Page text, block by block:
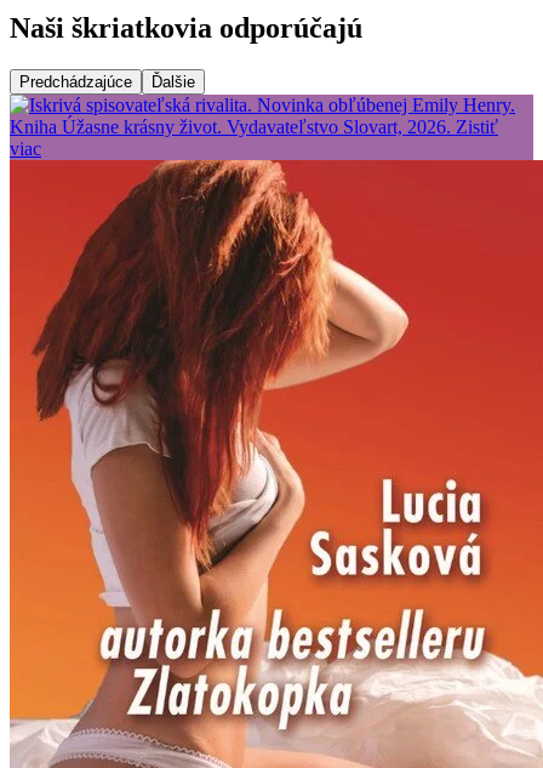
Naši škriatkovia odporúčajú
Predchádzajúce Ďalšie